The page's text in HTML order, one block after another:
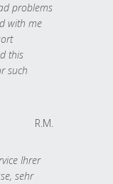
problems
with me
this
such
R.M.
Ihrer
sehr